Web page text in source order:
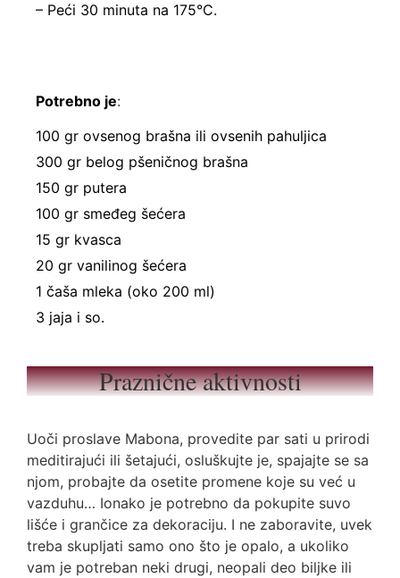
– Peći 30 minuta na 175°C.
Potrebno je:
100 gr ovsenog brašna ili ovsenih pahuljica
300 gr belog pšeničnog brašna
150 gr putera
100 gr smeđeg šećera
15 gr kvasca
20 gr vanilinog šećera
1 čaša mleka (oko 200 ml)
3 jaja i so.
Praznične aktivnosti
Uoči proslave Mabona, provedite par sati u prirodi
meditirajući ili šetajući, osluškujte je, spajajte se sa
njom, probajte da osetite promene koje su već u
vazduhu… Ionako je potrebno da pokupite suvo
lišće i grančice za dekoraciju. I ne zaboravite, uvek
treba skupljati samo ono što je opalo, a ukoliko
vam je potreban neki drugi, neopali deo biljke ili